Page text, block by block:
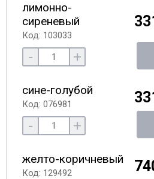
лимонно-
сиреневый
Код: 103033
- +
сине-голубой
Код: 076981
- +
желто-коричневый
Код: 129492